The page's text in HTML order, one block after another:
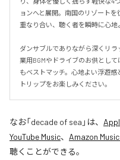
ョンへと展開。南国のリゾート
重なり合い、聴く者を瞬時に心地
ダンサブルでありながら深くリ
業用BGMやドライブのお供とし
もベストマッチ。心地よい浮遊
トリップをお楽しみください。
なお「decade of sea 」は、
YouTube Music、 Amazon
聴くことができる。